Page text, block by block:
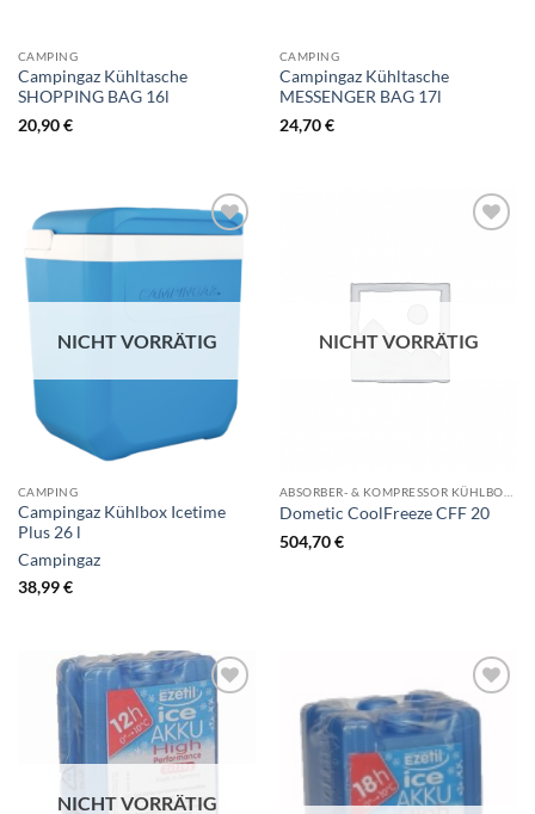
CAMPING
Campingaz Kühltasche
SHOPPING BAG 16l
20,90€
CAMPING
Campingaz Kühltasche
MESSENGER BAG 17l
24,70€
NICHT VORRÄTIG
CAMPING
Campingaz Kühlbox Icetime
Plus 26 l
Campingaz
38,99€
NICHT VORRÄTIG
ABSORBER- & KOMPRESSOR KÜHLBOOXEN
Dometic CoolFreeze CFF 20
504,70€
NICHT VORRÄTIG